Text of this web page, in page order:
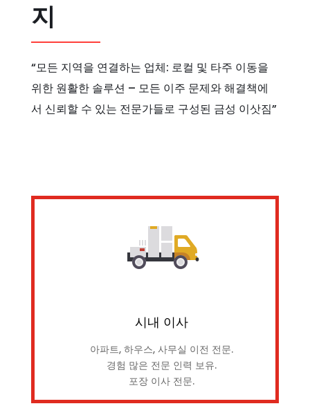
지
“모든 지역을 연결하는 업체: 로컬 및 타주 이동을
위한 원활한 솔루션 – 모든 이주 문제와 해결책에
서 신뢰할 수 있는 전문가들로 구성된 금성 이삿짐”
시내 이사
아파트, 하우스, 사무실 이전 전문.
경험 많은 전문 인력 보유.
포장 이사 전문.